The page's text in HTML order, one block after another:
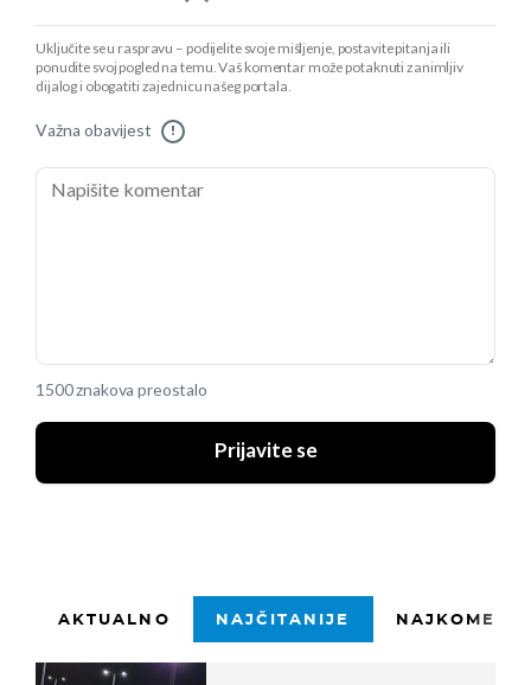
Uključite se u raspravu – podijelite svoje mišljenje, postavite pitanja ili
ponudite svoj pogled na temu. Vaš komentar može potaknuti zanimljiv
dijalog i obogatiti zajednicu našeg portala.
Važna obavijest !
1500 znakova preostalo
Prijavite se
AKTUALNO NAJČITANIJE